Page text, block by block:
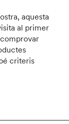
aquesta
al primer
criteris